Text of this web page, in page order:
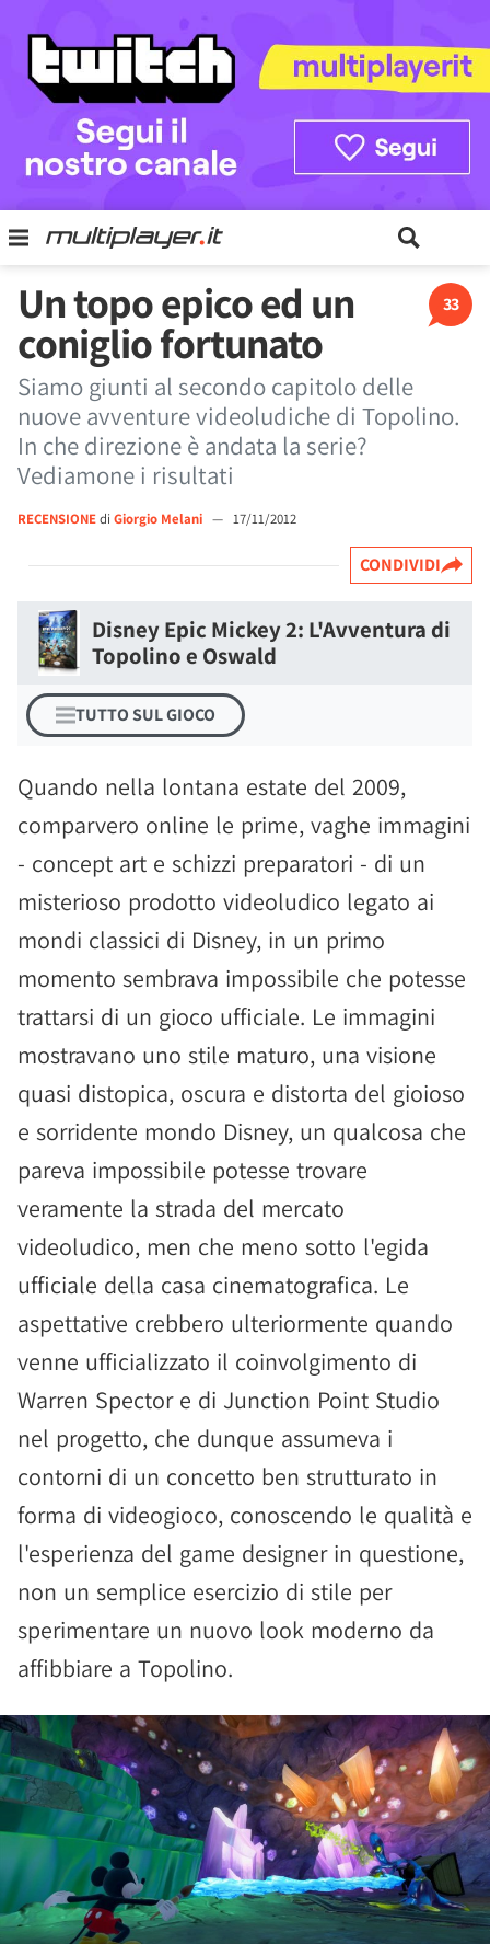
33
Un topo epico ed un
coniglio fortunato
Siamo giunti al secondo capitolo delle
nuove avventure videoludiche di Topolino.
In che direzione è andata la serie?
Vediamone i risultati
RECENSIONEdi Giorgio Melani — 17/11/2012
CONDIVIDI
Disney Epic Mickey 2: L'Avventura di
Topolino e Oswald
TUTTO SUL GIOCO
Quando nella lontana estate del 2009,
comparvero online le prime, vaghe immagini
- concept art e schizzi preparatori - di un
misterioso prodotto videoludico legato ai
mondi classici di Disney, in un primo
momento sembrava impossibile che potesse
trattarsi di un gioco ufficiale. Le immagini
mostravano uno stile maturo, una visione
quasi distopica, oscura e distorta del gioioso
e sorridente mondo Disney, un qualcosa che
pareva impossibile potesse trovare
veramente la strada del mercato
videoludico, men che meno sotto l'egida
ufficiale della casa cinematografica. Le
aspettative crebbero ulteriormente quando
venne ufficializzato il coinvolgimento di
Warren Spector e di Junction Point Studio
nel progetto, che dunque assumeva i
contorni di un concetto ben strutturato in
forma di videogioco, conoscendo le qualità e
l'esperienza del game designer in questione,
non un semplice esercizio di stile per
sperimentare un nuovo look moderno da
affibbiare a Topolino.